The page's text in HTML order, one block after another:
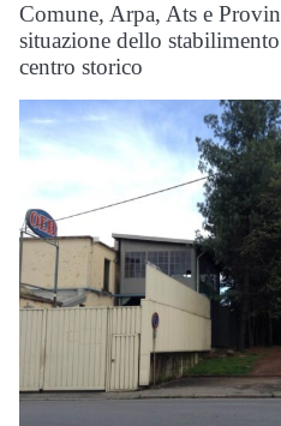
Comune, Arpa, Ats e
situazione dello
centro storico